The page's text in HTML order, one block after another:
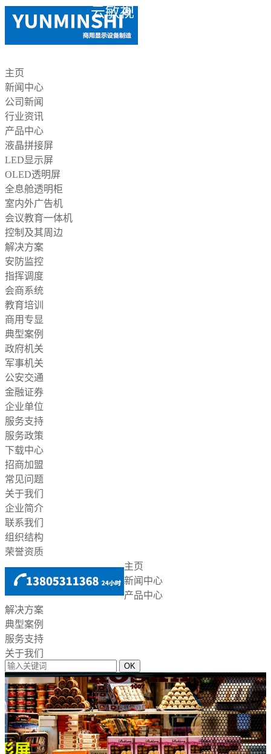
主页
新闻中心
公司新闻
行业资讯
产品中心
液晶拼接屏
LED显示屏
OLED透明屏
全息舱透明柜
室内外广告机
会议教育一体机
控制及其周边
解决方案
安防监控
指挥调度
会商系统
教育培训
商用专显
典型案例
政府机关
军事机关
公安交通
金融证券
企业单位
服务支持
服务政策
下载中心
招商加盟
常见问题
关于我们
企业简介
联系我们
组织结构
荣誉资质
主页
新闻中心
产品中心
解决方案
典型案例
服务支持
关于我们
云敏视